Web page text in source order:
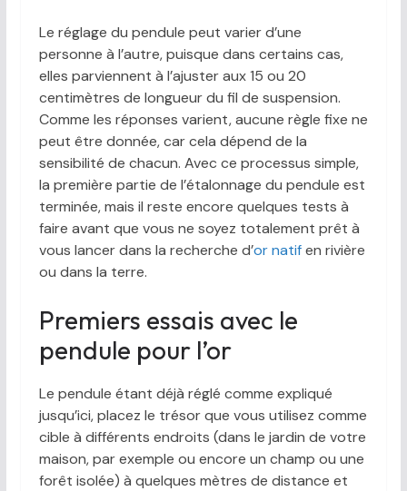
Le réglage du pendule peut varier d’une
personne à l’autre, puisque dans certains cas,
elles parviennent à l’ajuster aux 15 ou 20
centimètres de longueur du fil de suspension.
Comme les réponses varient, aucune règle fixe ne
peut être donnée, car cela dépend de la
sensibilité de chacun. Avec ce processus simple,
la première partie de l’étalonnage du pendule est
terminée, mais il reste encore quelques tests à
faire avant que vous ne soyez totalement prêt à
vous lancer dans la recherche d’or natifen rivière
ou dans la terre.
Premiers essais avec le
pendule pour l’or
Le pendule étant déjà réglé comme expliqué
jusqu’ici, placez le trésor que vous utilisez comme
cible à différents endroits (dans le jardin de votre
maison, par exemple ou encore un champ ou une
forêt isolée) à quelques mètres de distance et